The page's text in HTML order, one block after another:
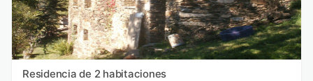
Residencia de 2 habitaciones